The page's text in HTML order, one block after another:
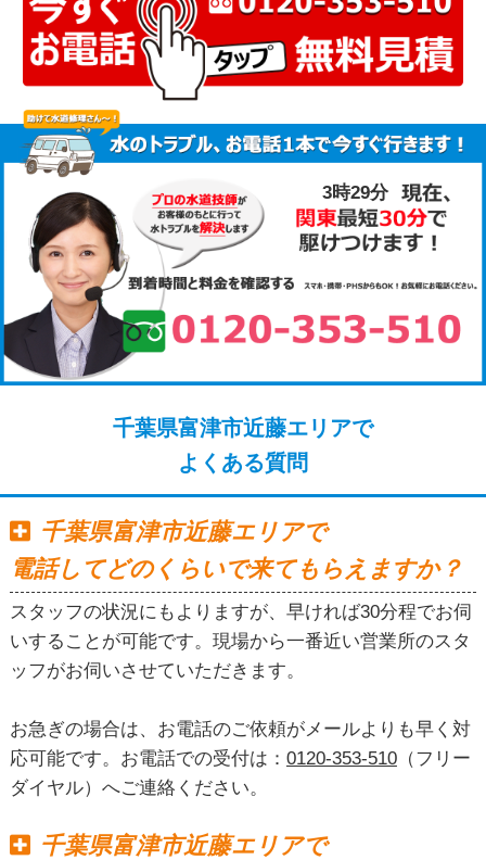
3時29分
千葉県富津市近藤エリアで
よくある質問
千葉県富津市近藤エリアで
電話してどのくらいで来てもらえますか？
スタッフの状況にもよりますが、早ければ30分程でお伺
いすることが可能です。現場から一番近い営業所のスタ
ッフがお伺いさせていただきます。
お急ぎの場合は、お電話のご依頼がメールよりも早く対
応可能です。お電話での受付は： 0120-353-510（フリー
ダイヤル）へご連絡ください。
千葉県富津市近藤エリアで